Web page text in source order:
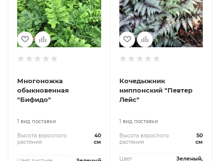
Многоножка
обыкновенная
"Бифидо"
1 вид поставки
Высота взрослого
растения
40
см
Кочедыжник
ниппонский "Певтер
Лейс"
1 вид поставки
Высота взрослого
растения
50
см
Цвет
Зеленый,